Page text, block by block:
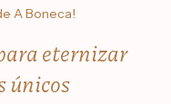
A Boneca!
eternizar
únicos